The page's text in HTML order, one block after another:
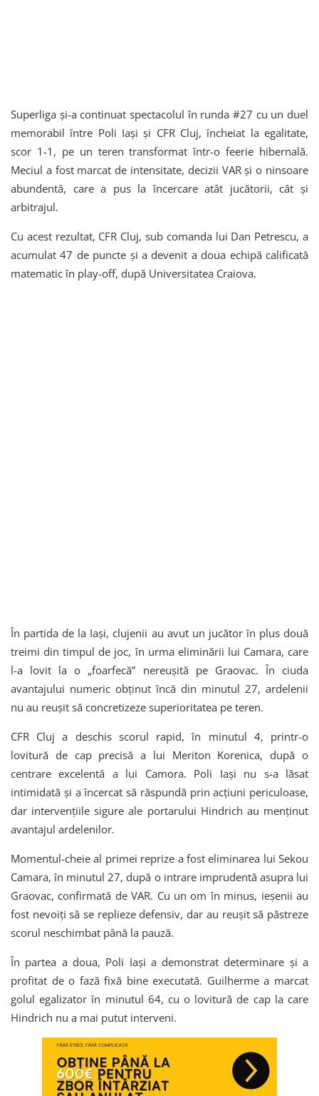
Superliga și-a continuat spectacolul în runda #27 cu un duel
memorabil între Poli Iași și CFR Cluj, încheiat la egalitate,
scor 1-1, pe un teren transformat într-o feerie hibernală.
Meciul a fost marcat de intensitate, decizii VAR și o ninsoare
abundentă, care a pus la încercare atât jucătorii, cât și
arbitrajul.
Cu acest rezultat, CFR Cluj, sub comanda lui Dan Petrescu, a
acumulat 47 de puncte și a devenit a doua echipă calificată
matematic în play-off, după Universitatea Craiova.
În partida de la Iași, clujenii au avut un jucător în plus două
treimi din timpul de joc, în urma eliminării lui Camara, care
l-a lovit la o „foarfecă” nereușită pe Graovac. În ciuda
avantajului numeric obținut încă din minutul 27, ardelenii
nu au reușit să concretizeze superioritatea pe teren.
CFR Cluj a deschis scorul rapid, în minutul 4, printr-o
lovitură de cap precisă a lui Meriton Korenica, după o
centrare excelentă a lui Camora. Poli Iași nu s-a lăsat
intimidată și a încercat să răspundă prin acțiuni periculoase,
dar intervențiile sigure ale portarului Hindrich au menținut
avantajul ardelenilor.
Momentul-cheie al primei reprize a fost eliminarea lui Sekou
Camara, în minutul 27, după o intrare imprudentă asupra lui
Graovac, confirmată de VAR. Cu un om în minus, ieșenii au
fost nevoiți să se replieze defensiv, dar au reușit să păstreze
scorul neschimbat până la pauză.
În partea a doua, Poli Iași a demonstrat determinare și a
profitat de o fază fixă bine executată. Guilherme a marcat
golul egalizator în minutul 64, cu o lovitură de cap la care
Hindrich nu a mai putut interveni.